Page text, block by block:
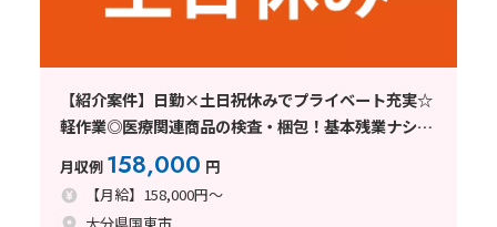
【紹介案件】日勤×土日祝休みでプライベート充実☆
軽作業◎医療関連商品の検査・梱包！基本残業ナシ☆
未経験OK！
月収例 158,000 円
【月給】158,000円～